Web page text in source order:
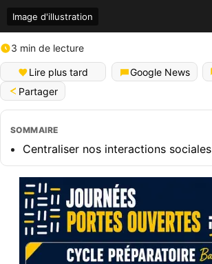
Image d'illustration
3 min de lecture
Lire plus tard Google News
Partager
SOMMAIRE
Centraliser nos interactions sociales